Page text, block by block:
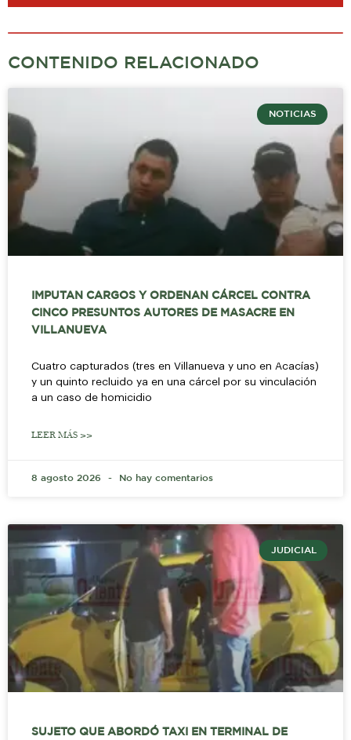
CONTENIDO RELACIONADO
NOTICIAS
IMPUTAN CARGOS Y ORDENAN CÁRCEL CONTRA
CINCO PRESUNTOS AUTORES DE MASACRE EN
VILLANUEVA
Cuatro capturados (tres en Villanueva y uno en Acacías)
y un quinto recluido ya en una cárcel por su vinculación
a un caso de homicidio
LEER MÁS >>
8 agosto 2026 No hay comentarios
JUDICIAL
SUJETO QUE ABORDÓ TAXI EN TERMINAL DE